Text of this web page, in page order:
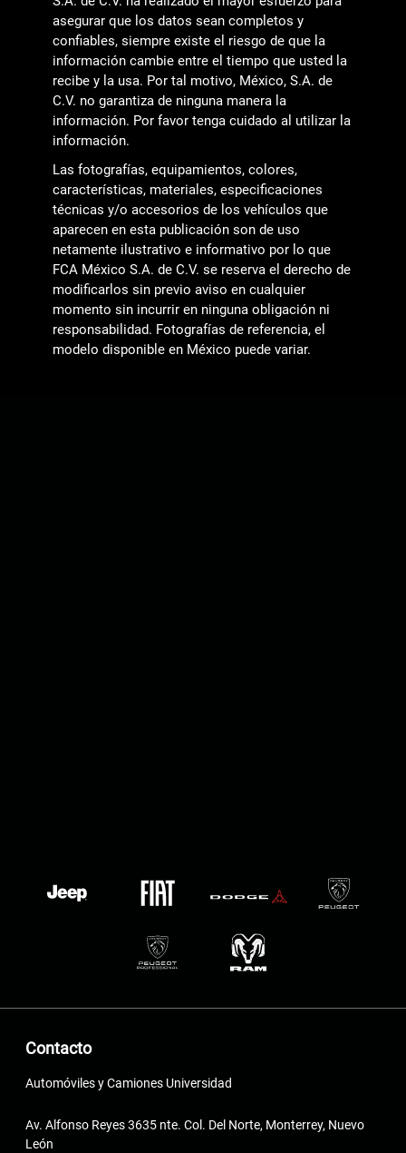
asegurar que los datos sean completos y
confiables, siempre existe el riesgo de que la
información cambie entre el tiempo que usted la
recibe y la usa. Por tal motivo, México, S.A. de
C.V. no garantiza de ninguna manera la
información. Por favor tenga cuidado al utilizar la
información.
Las fotografías, equipamientos, colores,
características, materiales, especificaciones
técnicas y/o accesorios de los vehículos que
aparecen en esta publicación son de uso
netamente ilustrativo e informativo por lo que
FCA México S.A. de C.V. se reserva el derecho de
modificarlos sin previo aviso en cualquier
momento sin incurrir en ninguna obligación ni
responsabilidad. Fotografías de referencia, el
modelo disponible en México puede variar.
Contacto
Automóviles y Camiones Universidad
Av. Alfonso Reyes 3635 nte. Col. Del Norte, Monterrey, Nuevo
León